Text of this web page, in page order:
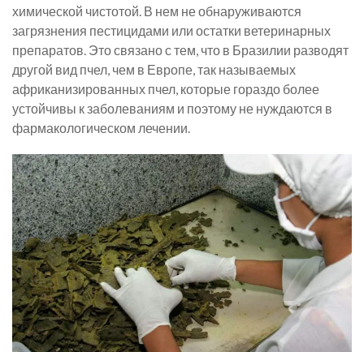
химической чистотой. В нем не обнаруживаются
загрязнения пестицидами или остатки ветеринарных
препаратов. Это связано с тем, что в Бразилии разводят
другой вид пчел, чем в Европе, так называемых
африканизированных пчел, которые гораздо более
устойчивы к заболеваниям и поэтому не нуждаются в
фармакологическом лечении.